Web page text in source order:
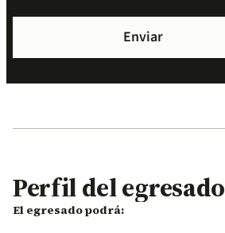
Perfil del egresado
El egresado podrá: